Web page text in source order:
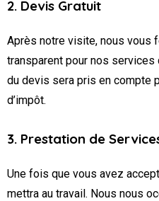
2. Devis Gratuit
Après notre visite, nous vous
transparent pour nos
du devis sera pris en compte
d’impôt.
3. Prestation de
Une fois que vous avez
mettra au travail. Nous nous